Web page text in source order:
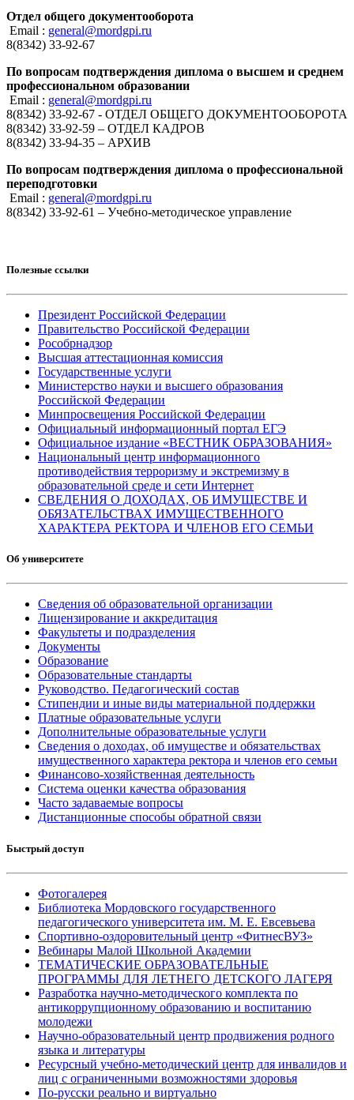
Отдел общего документооборота
Email : general@mordgpi.ru
8(8342) 33-92-67
По вопросам подтверждения диплома о высшем и среднем
профессиональном образовании
Email : general@mordgpi.ru
8(8342) 33-92-67 - ОТДЕЛ ОБЩЕГО ДОКУМЕНТООБОРОТА
8(8342) 33-92-59 – ОТДЕЛ КАДРОВ
8(8342) 33-94-35 – АРХИВ
По вопросам подтверждения диплома о профессиональной
переподготовки
Email : general@mordgpi.ru
8(8342) 33-92-61 – Учебно-методическое управление
Полезные ссылки
Президент Российской Федерации
Правительство Российской Федерации
Рособрнадзор
Высшая аттестационная комиссия
Государственные услуги
Министерство науки и высшего образования
Российской Федерации
Минпросвещения Российской Федерации
Официальный информационный портал ЕГЭ
Официальное издание «ВЕСТНИК ОБРАЗОВАНИЯ»
Национальный центр информационного
противодействия терроризму и экстремизму в
образовательной среде и сети Интернет
СВЕДЕНИЯ О ДОХОДАХ, ОБ ИМУЩЕСТВЕ И
ОБЯЗАТЕЛЬСТВАХ ИМУЩЕСТВЕННОГО
ХАРАКТЕРА РЕКТОРА И ЧЛЕНОВ ЕГО СЕМЬИ
Об университете
Сведения об образовательной организации
Лицензирование и аккредитация
Факультеты и подразделения
Документы
Образование
Образовательные стандарты
Руководство. Педагогический состав
Стипендии и иные виды материальной поддержки
Платные образовательные услуги
Дополнительные образовательные услуги
Сведения о доходах, об имуществе и обязательствах
имущественного характера ректора и членов его семьи
Финансово-хозяйственная деятельность
Система оценки качества образования
Часто задаваемые вопросы
Дистанционные способы обратной связи
Быстрый доступ
Фотогалерея
Библиотека Мордовского государственного
педагогического университета им. М. Е. Евсевьева
Спортивно-оздоровительный центр «ФитнесВУЗ»
Вебинары Малой Школьной Академии
ТЕМАТИЧЕСКИЕ ОБРАЗОВАТЕЛЬНЫЕ
ПРОГРАММЫ ДЛЯ ЛЕТНЕГО ДЕТСКОГО ЛАГЕРЯ
Разработка научно-методического комплекта по
антикоррупционному образованию и воспитанию
молодежи
Научно-образовательный центр продвижения родного
языка и литературы
Ресурсный учебно-методический центр для инвалидов и
лиц с ограниченными возможностями здоровья
По-русски реально и виртуально